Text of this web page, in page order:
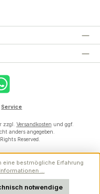
Service
zzgl. Versandkosten und ggf.
anders angegeben.
Reserved.
eine bestmögliche Erfahrung
...
notwendige